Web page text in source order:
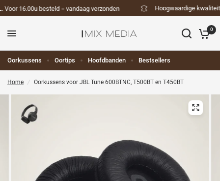
16.00u besteld = vandaag verzonden Hoogwaardige kwaliteit
0
Oorkussens Oortips Hoofdbanden Bestsellers
Home / Oorkussens voor JBL Tune 600BTNC, T500BT en T450BT